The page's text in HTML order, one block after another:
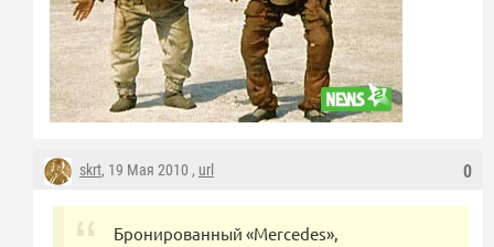
0
skrt, 19 Мая 2010 , url
Бронированный «Mercedes»,